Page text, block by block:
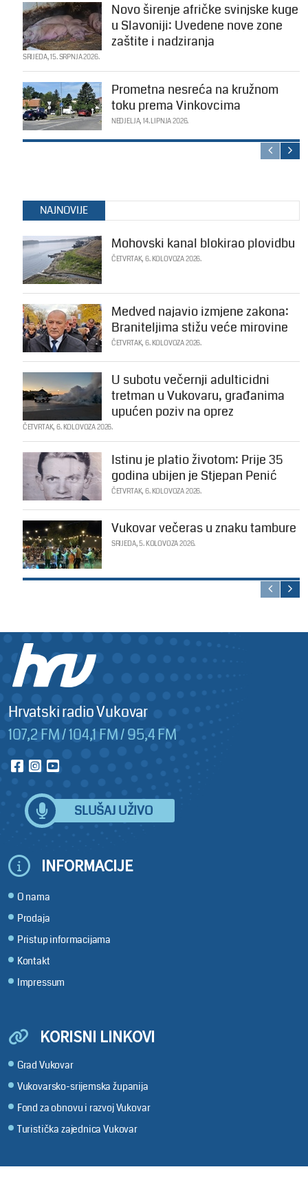
Novo širenje afričke svinjske kuge
u Slavoniji: Uvedene nove zone
zaštite i nadziranja
SRIJEDA, 15. SRPNJA 2026.
Prometna nesreća na kružnom
toku prema Vinkovcima
NEDJELJA, 14. LIPNJA 2026.
NAJNOVIJE
Mohovski kanal blokirao plovidbu
ČETVRTAK, 6. KOLOVOZA 2026.
Medved najavio izmjene zakona:
Braniteljima stižu veće mirovine
ČETVRTAK, 6. KOLOVOZA 2026.
U subotu večernji adulticidni
tretman u Vukovaru, građanima
upućen poziv na oprez
ČETVRTAK, 6. KOLOVOZA 2026.
Istinu je platio životom: Prije 35
godina ubijen je Stjepan Penić
ČETVRTAK, 6. KOLOVOZA 2026.
Vukovar večeras u znaku tambure
SRIJEDA, 5. KOLOVOZA 2026.
Hrvatski radio Vukovar
107,2 FM / 104,1 FM / 95,4 FM
SLUŠAJ UŽIVO
INFORMACIJE
O nama
Prodaja
Pristup informacijama
Kontakt
Impressum
KORISNI LINKOVI
Grad Vukovar
Vukovarsko-srijemska županija
Fond za obnovu i razvoj Vukovar
Turistička zajednica Vukovar